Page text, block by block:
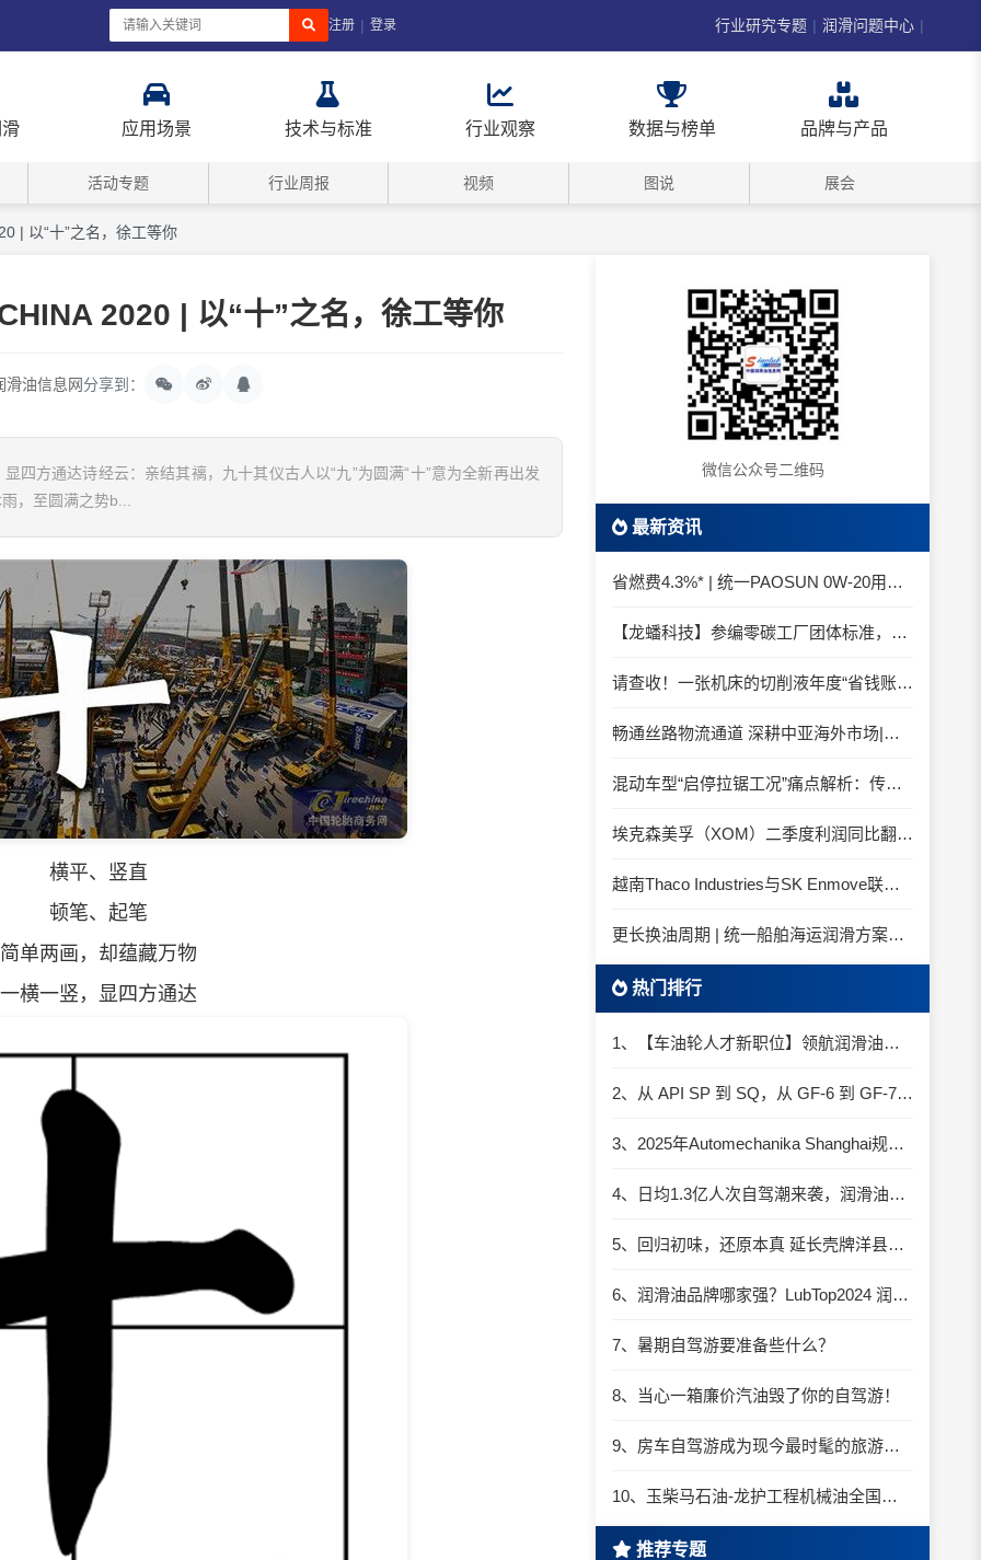
注册 | 登录 行业研究专题 | 润滑问题中心 |
应用场景 技术与标准 行业观察 数据与榜单 品牌与产品
活动专题 行业周报 视频 图说 展会
| 以“十”之名，徐工等你
2020 | 以“十”之名，徐工等你
滑油信息网分享到：
四方通达诗经云：亲结其褵，九十其仪古人以“九”为圆满“十”意为全新再出发
，至圆满之势b...
横平、竖直
顿笔、起笔
两画，却蕴藏万物
一竖，显四方通达
微信公众号二维码
最新资讯
省燃费4.3%* | 统一PAOSUN 0W-20用认证和标准说话
【龙蟠科技】参编零碳工厂团体标准，龙蟠科技以绿色智造锚定零碳未来
请查收！一张机床的切削液年度“省钱账单”
畅通丝路物流通道 深耕中亚海外市场|中国石化SINOPEC润滑油北京-阿拉木图图定班列顺利抵达
混动车型“启停拉锯工况”痛点解析：传统机油为何频繁出现油泥堆积？
埃克森美孚（XOM）二季度利润同比翻倍 创2022年以来新高
越南Thaco Industries与SK Enmove联手合作润滑油
更长换油周期 | 统一船舶海运润滑方案与你并肩征服海况运维考验
热门排行
1、【车油轮人才新职位】领航润滑油优质职位招聘
2、从 API SP 到 SQ，从 GF-6 到 GF-7：润滑油技术壁垒再升高，你准备好了吗？
3、2025年Automechanika Shanghai规模再度扩大：首次启用国家会展中心（上海）全部15个展馆
4、日均1.3亿人次自驾潮来袭，润滑油行业解锁增长新密码​
5、回归初味，还原本真 延长壳牌洋县踏春自驾游
6、润滑油品牌哪家强？LubTop2024 润滑油总评榜荣耀张榜
7、暑期自驾游要准备些什么？
8、当心一箱廉价汽油毁了你的自驾游！
9、房车自驾游成为现今最时髦的旅游方式
10、玉柴马石油-龙护工程机械油全国招商丨卓越的品质，专业的品牌！
推荐专题